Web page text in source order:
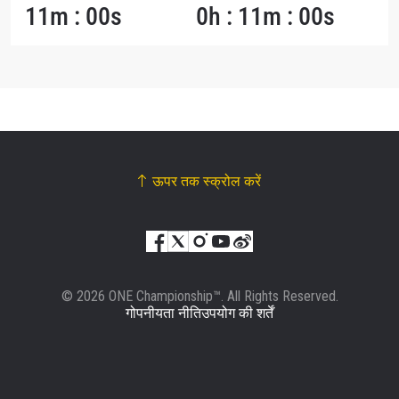
11m : 00s 0h : 11m : 00s
ऊपर तक स्क्रोल करें
© 2026 ONE Championship™. All Rights Reserved.
गोपनीयता नीतिउपयोग की शर्तें